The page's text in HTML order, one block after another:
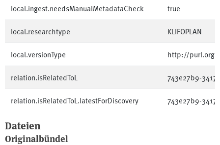
local.ingest.needsManualMetadataCheck true
local.researchtype KLIFOPLAN
local.versionType http://purl.org/
relation.isRelatedToL 743e27b9-
relation.isRelatedToL.latestForDiscovery 743e27b9-
Dateien
Originalbündel